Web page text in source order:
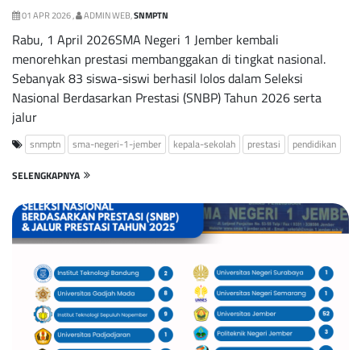
01 APR 2026 , ADMIN WEB,SNMPTN
Rabu, 1 April 2026SMA Negeri 1 Jember kembali
menorehkan prestasi membanggakan di tingkat nasional.
Sebanyak 83 siswa-siswi berhasil lolos dalam Seleksi
Nasional Berdasarkan Prestasi (SNBP) Tahun 2026 serta
jalur
snmptn sma-negeri-1-jember kepala-sekolah prestasi pendidikan
SELENGKAPNYA